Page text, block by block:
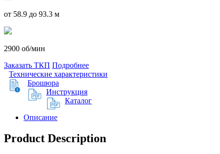
от 58.9 до 93.3 м
2900 об/мин
Заказать ТКП Подробнее
Технические характеристики
Брошюра
Инструкция
Каталог
Описание
Product Description